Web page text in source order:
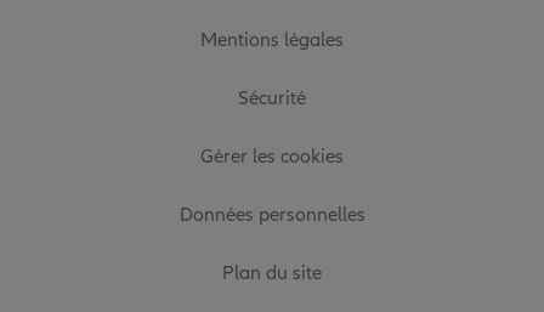
Mentions légales
Sécurité
Gérer les cookies
Données personnelles
Plan du site